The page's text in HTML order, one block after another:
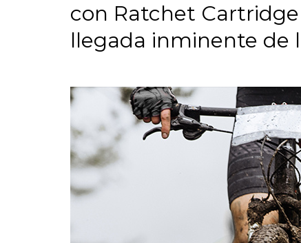
con Ratchet
llegada inminente de